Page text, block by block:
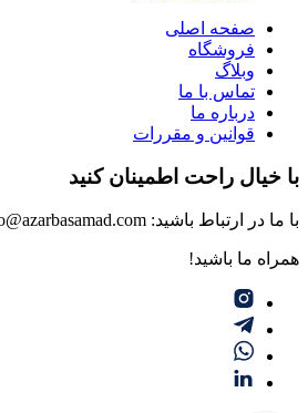
صفحه اصلی
فروشگاه
وبلاگ
تماس با ما
درباره ما
قوانین و مقررات
با خیال راحت اطمینان کنید
با ما در ارتباط باشید: info@azarbasamad.com
همراه ما باشید!